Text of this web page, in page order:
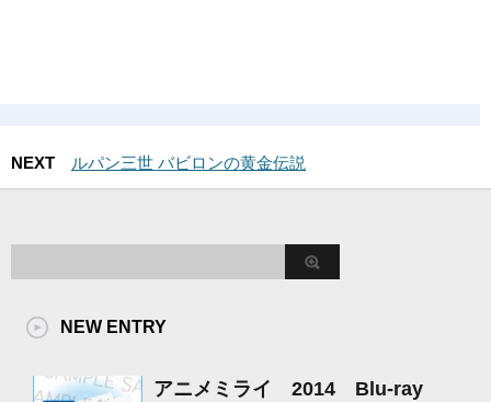
NEXT ルパン三世 バビロンの黄金伝説
NEW ENTRY
アニメミライ 2014 Blu-ray